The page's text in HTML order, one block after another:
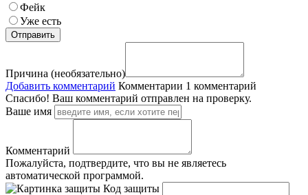
Фейк
Уже есть
Причина (необязательно)
Добавить комментарий Комментарии 1 комментарий
Спасибо! Ваш комментарий отправлен на проверку.
Ваше имя
Комментарий
Пожалуйста, подтвердите, что вы не являетесь
автоматической программой.
Код защиты